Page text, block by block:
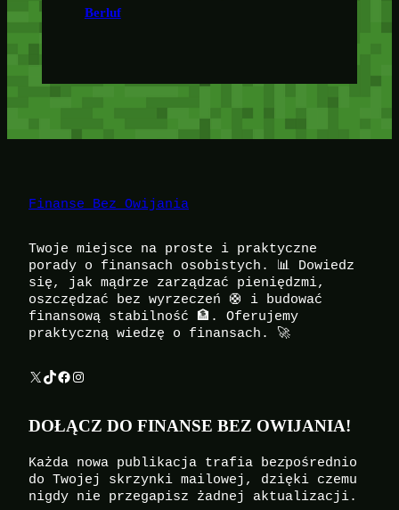
Berluf
Finanse Bez Owijania
Twoje miejsce na proste i praktyczne
porady o finansach osobistych. 📊 Dowiedz
się, jak mądrze zarządzać pieniędzmi,
oszczędzać bez wyrzeczeń 🛟 i budować
finansową stabilność 🏦. Oferujemy
praktyczną wiedzę o finansach. 🚀
X TikTok Facebook Instagram
DOŁĄCZ DO FINANSE BEZ OWIJANIA!
Każda nowa publikacja trafia bezpośrednio
do Twojej skrzynki mailowej, dzięki czemu
nigdy nie przegapisz żadnej aktualizacji.